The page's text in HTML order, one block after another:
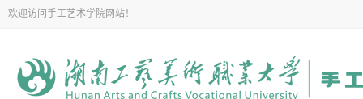
欢迎访问手工艺术学院网站！